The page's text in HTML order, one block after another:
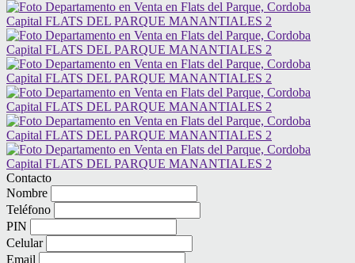
Contacto
Nombre
Teléfono
PIN
Celular
Email